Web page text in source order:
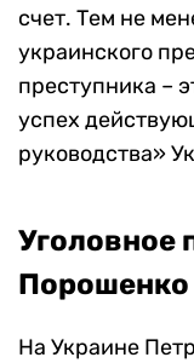
счет. Тем не
украинского
преступника –
успех
руководства»
Уголовное
Порошенко
На Украине